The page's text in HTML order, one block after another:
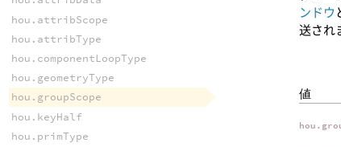
ンドウ
送され
値
hou.attribScope
hou.attribType
hou.componentLoopType
hou.geometryType
hou.groupScope
hou.keyHalf
hou.primType